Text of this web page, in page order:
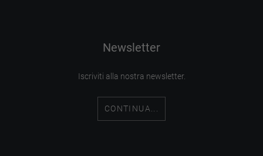
Newsletter
Iscriviti alla nostra newsletter.
CONTINUA...